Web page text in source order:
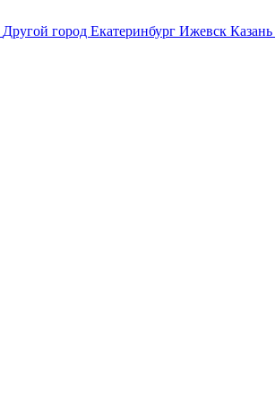
Другой город Екатеринбург Ижевск Казань